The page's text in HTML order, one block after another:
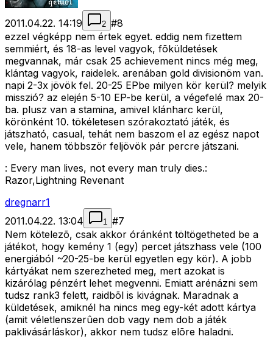
2011.04.22. 14:19 2 #8
ezzel végképp nem értek egyet. eddig nem fizettem
semmiért, és 18-as level vagyok, fõküldetések
megvannak, már csak 25 achievement nincs még meg,
klántag vagyok, raidelek. arenában gold divisionöm van.
napi 2-3x jövök fel. 20-25 EPbe milyen kör kerül? melyik
misszió? az elején 5-10 EP-be kerül, a végefelé max 20-
ba. plusz van a stamina, amivel klánharc kerül,
körönként 10. tökéletesen szórakoztató játék, és
játszható, casual, tehát nem baszom el az egész napot
vele, hanem többször feljövök pár percre játszani.
: Every man lives, not every man truly dies.:
Razor,Lightning Revenant
dregnarr1
2011.04.22. 13:04
1 #7
Nem kötelezõ, csak akkor óránként töltögetheted be a
játékot, hogy kemény 1 (egy) percet játszhass vele (100
energiából ~20-25-be kerül egyetlen egy kör). A jobb
kártyákat nem szerezheted meg, mert azokat is
kizárólag pénzért lehet megvenni. Emiatt arénázni sem
tudsz rank3 felett, raidbõl is kivágnak. Maradnak a
küldetések, amiknél ha nincs meg egy-két adott kártya
(amit véletlenszerûen dob vagy nem dob a játék
paklivásárláskor), akkor nem tudsz elõre haladni.